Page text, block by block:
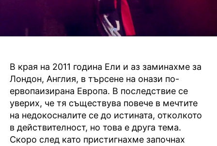
В края на 2011 година Ели и аз заминахме за
Лондон, Англия, в търсене на онази по-
ервопаизирана Европа. В последствие се
уверих, че тя съществува повече в мечтите
на недокосналите се до истината, отколкото
в действителност, но това е друга тема.
Скоро след като пристигнахме започнах